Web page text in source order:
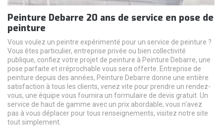
Peinture Debarre 20 ans de service en pose de
peinture
Vous voulez un peintre expérimenté pour un service de peinture ?
Vous êtes particulier, entreprise privée ou bien collectivité
publique, confiez votre projet de peinture à Peinture Debarre, une
pose parfaite et irréprochable vous sera offerte. Entreprise de
peinture depuis des années, Peinture Debarre donne une entière
satisfaction à tous les clients, venez vite pour prendre un rendez-
vous, une équipe vous fournira un formulaire de devis gratuit. Un
service de haut de gamme avec un prix abordable, vous n'avez
pas à vous déplacer pour tous renseignements, visitez notre site
tout simplement.